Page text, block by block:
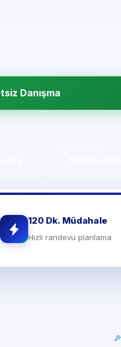
Danışma
120 Dk. Müdahale
Hızlı randevu planlama